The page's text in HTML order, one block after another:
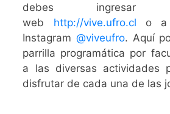
debes
web http://vive.ufro.cl o a
Instagram @viveufro. Aquí
parrilla programática por
a las diversas actividades
disfrutar de cada una de las